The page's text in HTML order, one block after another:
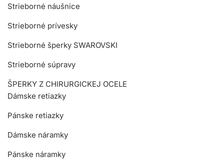
Strieborné náušnice
Strieborné prívesky
Strieborné šperky SWAROVSKI
Strieborné súpravy
ŠPERKY Z CHIRURGICKEJ OCELE
Dámske retiazky
Pánske retiazky
Dámske náramky
Pánske náramky